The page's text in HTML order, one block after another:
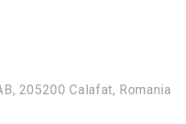
205200 Calafat, Romania